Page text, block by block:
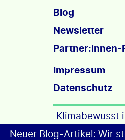
Blog
Newsletter
Partner:innen-
Impressum
Datenschutz
Klimabewusst
Neuer Blog-Artikel: Wir